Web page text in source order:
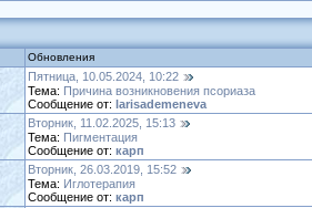
Обновления
Пятница, 10.05.2024, 10:22
Тема: Причина возникновения псориаза
Сообщение от: larisademeneva
Вторник, 11.02.2025, 15:13
Тема: Пигментация
Сообщение от: карп
Вторник, 26.03.2019, 15:52
Тема: Иглотерапия
Сообщение от: карп